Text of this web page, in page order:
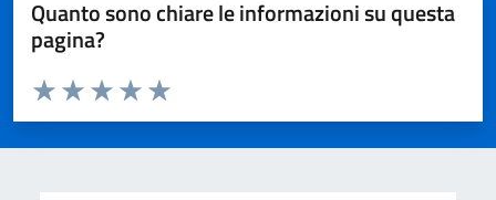
Quanto sono chiare le informazioni su questa
pagina?
Domanda
Valuta da 1 a 5 stelle la pagina
Valuta 5 stelle su 5
Valuta 4 stelle su 5
Valuta 3 stelle su 5
Valuta 2 stelle su 5
Valuta 1 stelle su 5